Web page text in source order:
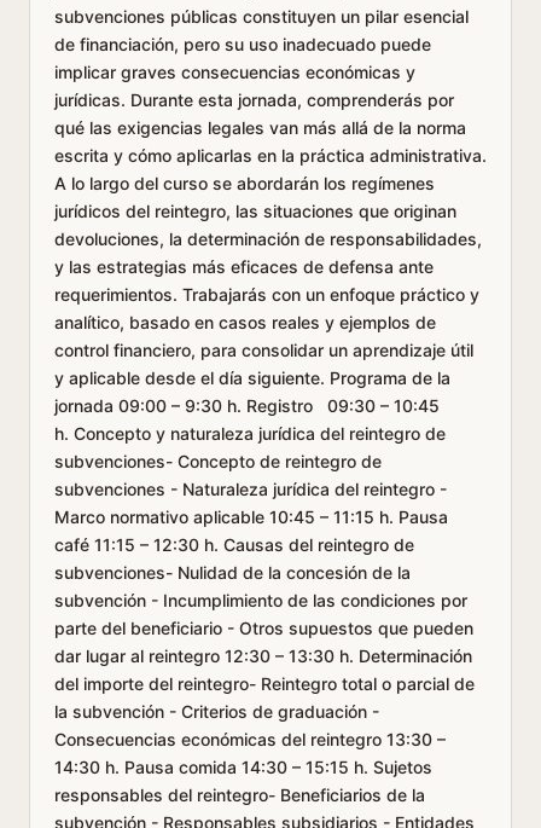
subvenciones públicas constituyen un pilar esencial
de financiación, pero su uso inadecuado puede
implicar graves consecuencias económicas y
jurídicas. Durante esta jornada, comprenderás por
qué las exigencias legales van más allá de la norma
escrita y cómo aplicarlas en la práctica administrativa.
A lo largo del curso se abordarán los regímenes
jurídicos del reintegro, las situaciones que originan
devoluciones, la determinación de responsabilidades,
y las estrategias más eficaces de defensa ante
requerimientos. Trabajarás con un enfoque práctico y
analítico, basado en casos reales y ejemplos de
control financiero, para consolidar un aprendizaje útil
y aplicable desde el día siguiente. Programa de la
jornada 09:00 – 9:30 h. Registro 09:30 – 10:45
h. Concepto y naturaleza jurídica del reintegro de
subvenciones- Concepto de reintegro de
subvenciones - Naturaleza jurídica del reintegro -
Marco normativo aplicable 10:45 – 11:15 h. Pausa
café 11:15 – 12:30 h. Causas del reintegro de
subvenciones- Nulidad de la concesión de la
subvención - Incumplimiento de las condiciones por
parte del beneficiario - Otros supuestos que pueden
dar lugar al reintegro 12:30 – 13:30 h. Determinación
del importe del reintegro- Reintegro total o parcial de
la subvención - Criterios de graduación -
Consecuencias económicas del reintegro 13:30 –
14:30 h. Pausa comida 14:30 – 15:15 h. Sujetos
responsables del reintegro- Beneficiarios de la
subvención - Responsables subsidiarios - Entidades